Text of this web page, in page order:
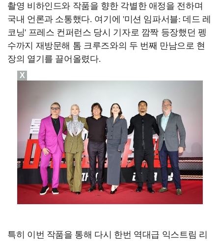
촬영 비하인드와 작품을 향한 각별한 애정을 전하며
국내 언론과 소통했다. 여기에 '미션 임파서블: 데드 레
코닝' 프레스 컨퍼런스 당시 기자로 깜짝 등장했던 펭
수까지 재방문해 톰 크루즈와의 두 번째 만남으로 현
장의 열기를 끌어올렸다.
특히 이번 작품을 통해 다시 한번 역대급 익스트림 리
X